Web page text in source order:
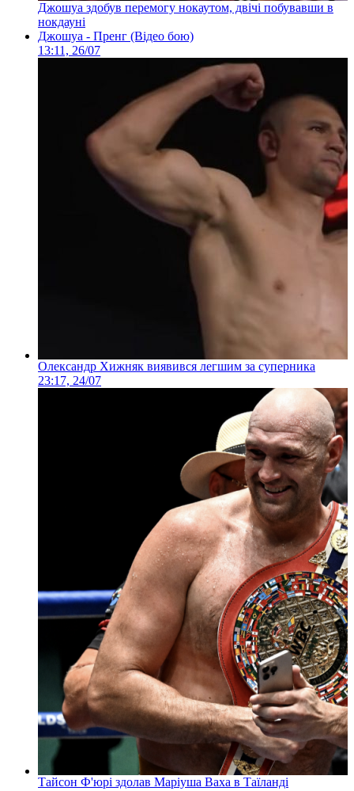
Джошуа здобув перемогу нокаутом, двічі побувавши в
нокдауні
Джошуа - Пренг (Відео бою)
13:11, 26/07
Олександр Хижняк виявився легшим за суперника
23:17, 24/07
Тайсон Ф'юрі здолав Маріуша Ваха в Таїланді